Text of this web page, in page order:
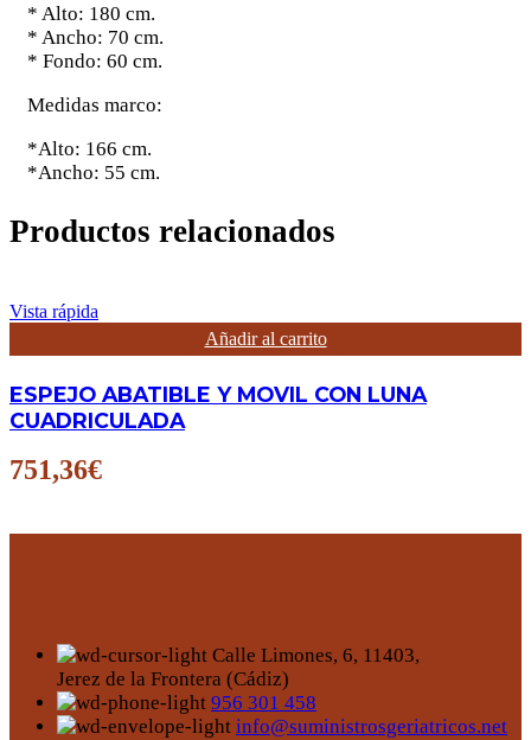
* Alto: 180 cm.
* Ancho: 70 cm.
* Fondo: 60 cm.
Medidas marco:
*Alto: 166 cm.
*Ancho: 55 cm.
Productos relacionados
Vista rápida
Añadir al carrito
ESPEJO ABATIBLE Y MOVIL CON LUNA
CUADRICULADA
751,36€
Calle Limones, 6, 11403,
Jerez de la Frontera (Cádiz)
956 301 458
info@suministrosgeriatricos.net